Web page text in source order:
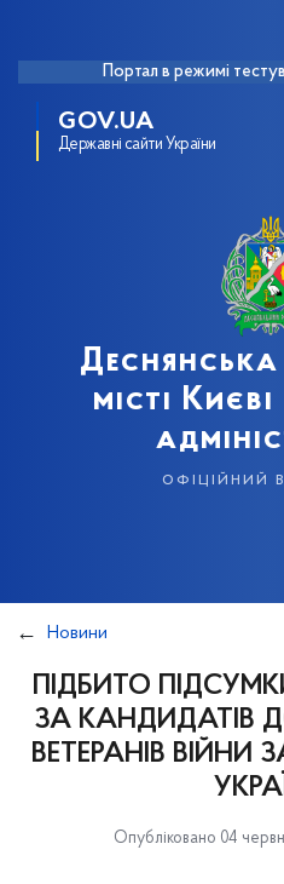
Портал в режимі
GOV.UA
Державні сайти України
місті
офіційний
Новини
ПІДБИТО
ЗА КАНДИДАТІВ
ВЕТЕРАНІВ ВІЙНИ
Опубліковано 04